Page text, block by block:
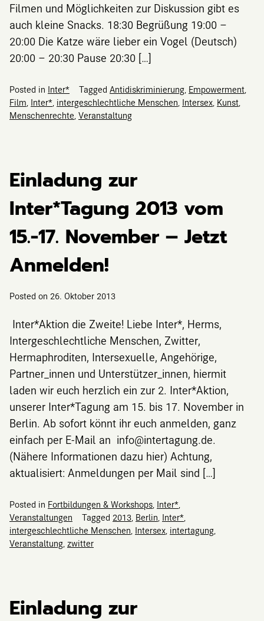
Filmen und Möglichkeiten zur Diskussion gibt es
auch kleine Snacks. 18:30 Begrüßung 19:00 –
20:00 Die Katze wäre lieber ein Vogel (Deutsch)
20:00 – 20:30 Pause 20:30 […]
Posted in Inter* Tagged Antidiskriminierung, Empowerment,
Film, Inter*, intergeschlechtliche Menschen, Intersex, Kunst,
Menschenrechte, Veranstaltung
Einladung zur
Inter*Tagung 2013 vom
15.-17. November – Jetzt
Anmelden!
Posted on 26. Oktober 2013
Inter*Aktion die Zweite! Liebe Inter*, Herms,
Intergeschlechtliche Menschen, Zwitter,
Hermaphroditen, Intersexuelle, Angehörige,
Partner_innen und Unterstützer_innen, hiermit
laden wir euch herzlich ein zur 2. Inter*Aktion,
unserer Inter*Tagung am 15. bis 17. November in
Berlin. Ab sofort könnt ihr euch anmelden, ganz
einfach per E-Mail an info@intertagung.de.
(Nähere Informationen dazu hier) Achtung,
aktualisiert: Anmeldungen per Mail sind […]
Posted in Fortbildungen & Workshops Inter*
Veranstaltungen
Tagged 2013 Berlin Inter*
intergeschlechtliche Menschen Intersex intertagung
Veranstaltung zwitter
Einladung zur